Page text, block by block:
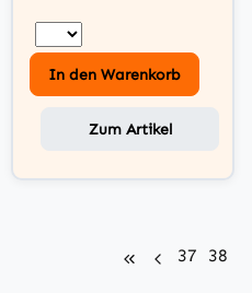
In den Warenkorb
Zum Artikel
Seite
37 Seite
38